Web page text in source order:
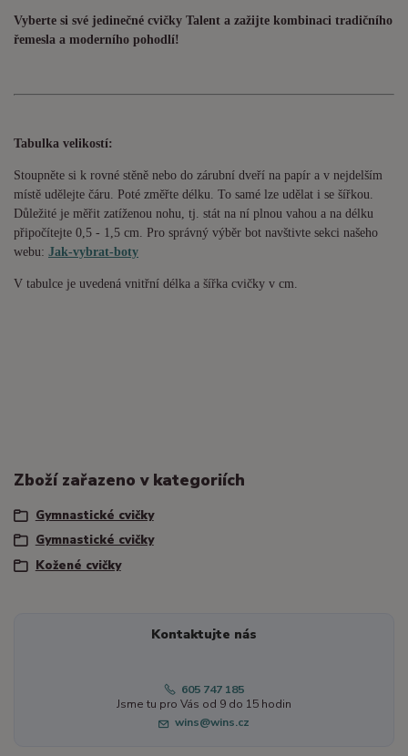
Vyberte si své jedinečné cvičky Talent a zažijte kombinaci tradičního
řemesla a moderního pohodlí!
Tabulka velikostí:
Stoupněte si k rovné stěně nebo do zárubní dveří na papír a v nejdelším
místě udělejte čáru. Poté změřte délku. To samé lze udělat i se šířkou.
Důležité je měřit zatíženou nohu, tj. stát na ní plnou vahou a na délku
připočítejte 0,5 - 1,5 cm. Pro správný výběr bot navštivte sekci našeho
webu: Jak-vybrat-boty
V tabulce je uvedená vnitřní délka a šířka cvičky v cm.
Zboží zařazeno v kategoriích
Gymnastické cvičky
Gymnastické cvičky
Kožené cvičky
Kontaktujte nás
605 747 185
Jsme tu pro Vás od 9 do 15 hodin
wins@wins.cz